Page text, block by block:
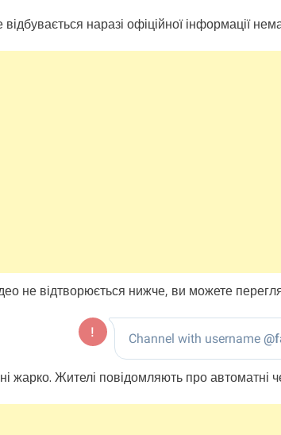
наразі офіційної інформації
не відтворюється нижче, ви можете
жарко. Жителі повідомляють про автоматні